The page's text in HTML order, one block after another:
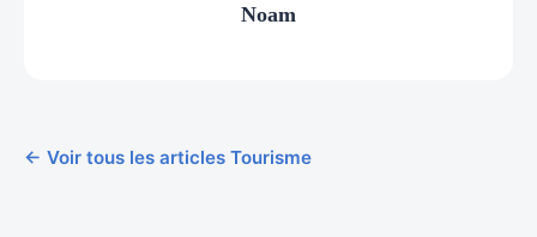
Noam
← Voir tous les articles Tourisme